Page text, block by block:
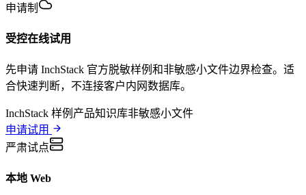
申请制
受控在线试用
先申请 InchStack 官方脱敏样例和非敏感小文件边界检查。适
合快速判断，不连接客户内网数据库。
InchStack 样例 产品知识库非敏感小文件
申请试用
严肃试点
本地 Web